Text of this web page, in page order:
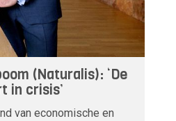
(Naturalis): ‘De
in crisis’
van economische en